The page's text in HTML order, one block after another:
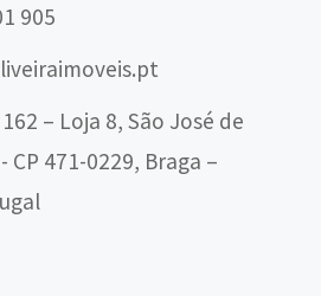
905
– Loja 8, São José de
CP 471-0229, Braga –